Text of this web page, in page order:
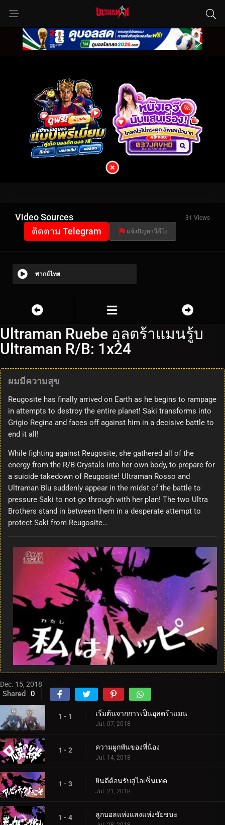
Video Sources 31 Views
ติดตาม Telegram แจ้งปัญหาวีดีโอ
พากย์ไทย
Ultraman Ruebe อุลตร้าแมนรู้บ
Ultraman R/B: 1x24
ผมมีความสุข
Reugosite has finally arrived on Earth as he begins to rampage
in attempts to destroy the entire planet! Saki transforms into
Grigio Regina and faces off against him in a decisive battle to
end it all!
While fighting against Reugosite, she gathered all of the
energy from the R/B Crystals into her own body, to prepare for
a suicide takedown of Reugosite! Ultraman Rosso and
Ultraman Blu suddenly appear in the midst of the battle to
pressure Saki to not go through with her plan! The two Ultra
Brothers stand in between them in a desperate attempt to
protect Saki from Reugosite…
Dec. 15, 2018
Shared 0
1 - 1 เริ่มต้นจากการเป็นอุลตร้าแมน
Jul. 07, 2018
1 - 2 ความผูกพันของพี่น้อง
Jul. 14, 2018
1 - 3 ยินดีต้อนรับสู่ไอเซ็นเทค
Jul. 21, 2018
1 - 4 ลูกบอลแห่งแสงแห่งชัยชนะ